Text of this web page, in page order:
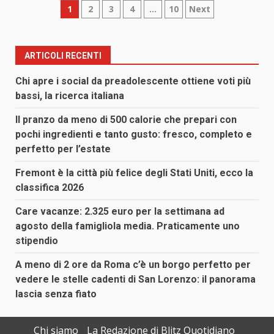
Paginazione
articoli
1 2 3 4 … 10 Next
ARTICOLI RECENTI
Chi apre i social da preadolescente ottiene voti più
bassi, la ricerca italiana
Il pranzo da meno di 500 calorie che prepari con
pochi ingredienti e tanto gusto: fresco, completo e
perfetto per l’estate
Fremont è la città più felice degli Stati Uniti, ecco la
classifica 2026
Care vacanze: 2.325 euro per la settimana ad
agosto della famigliola media. Praticamente uno
stipendio
A meno di 2 ore da Roma c’è un borgo perfetto per
vedere le stelle cadenti di San Lorenzo: il panorama
lascia senza fiato
Chi siamo La Redazione di Blitz Quotidiano